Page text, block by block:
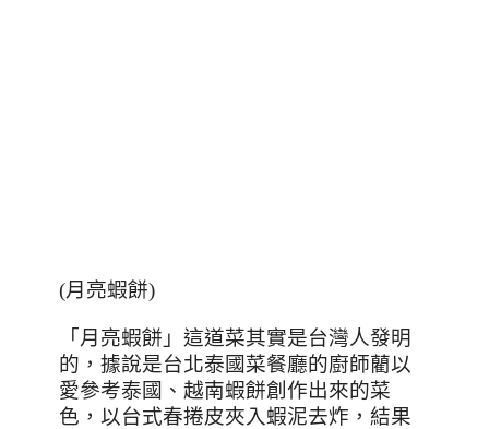
(月亮蝦餅)
「月亮蝦餅」這道菜其實是台灣人發明
的，據說是台北泰國菜餐廳的廚師藺以
愛參考泰國、越南蝦餅創作出來的菜
色，以台式春捲皮夾入蝦泥去炸，結果